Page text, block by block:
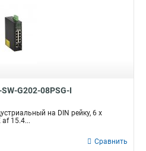
G202-08PSG-I
на DIN рейку, 6 x
15.4...
Сравнить